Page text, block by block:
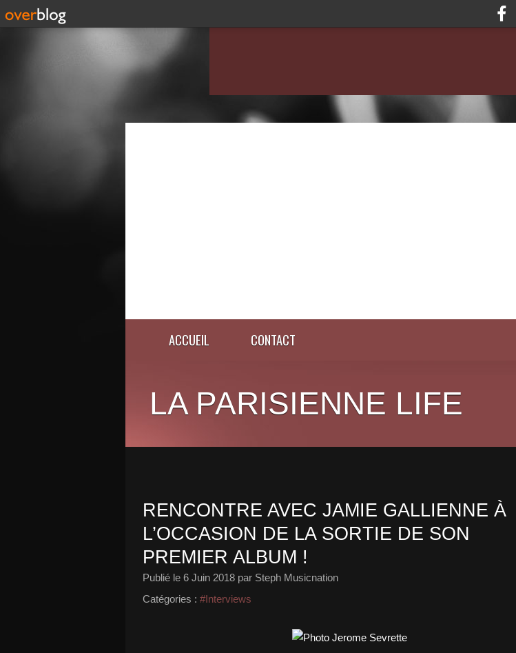
ACCUEIL CONTACT
LA PARISIENNE LIFE
RENCONTRE AVEC JAMIE GALLIENNE À
L’OCCASION DE LA SORTIE DE SON
PREMIER ALBUM !
Publié le 6 Juin 2018 par Steph Musicnation
Catégories : #Interviews